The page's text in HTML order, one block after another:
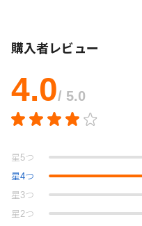
購入者レビュー
4.0/ 5.0
星 5つ
星4つ
星 3つ
星 2つ